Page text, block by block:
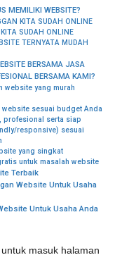
MEMILIKI WEBSITE?
KITA SUDAH ONLINE
SUDAH ONLINE
TERNYATA MUDAH
BERSAMA JASA
BERSAMA KAMI?
website yang murah
website sesuai budget Anda
profesional serta siap
responsive) sesuai
yang singkat
untuk masalah website
Terbaik
Website Untuk Usaha
Untuk Usaha Anda
masuk halaman